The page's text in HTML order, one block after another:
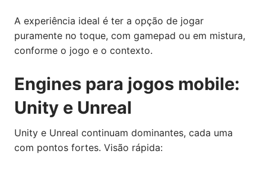
A experiência ideal é ter a opção de jogar
puramente no toque, com gamepad ou em mistura,
conforme o jogo e o contexto.
Engines para jogos mobile:
Unity e Unreal
Unity e Unreal continuam dominantes, cada uma
com pontos fortes. Visão rápida: